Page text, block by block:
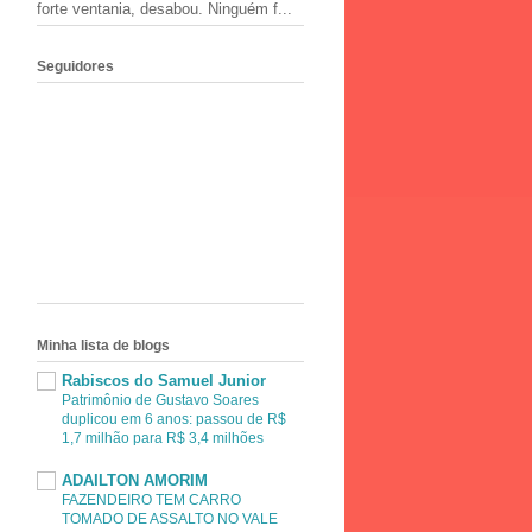
forte ventania, desabou. Ninguém f...
Seguidores
Minha lista de blogs
Rabiscos do Samuel Junior
Patrimônio de Gustavo Soares
duplicou em 6 anos: passou de R$
1,7 milhão para R$ 3,4 milhões
ADAILTON AMORIM
FAZENDEIRO TEM CARRO
TOMADO DE ASSALTO NO VALE